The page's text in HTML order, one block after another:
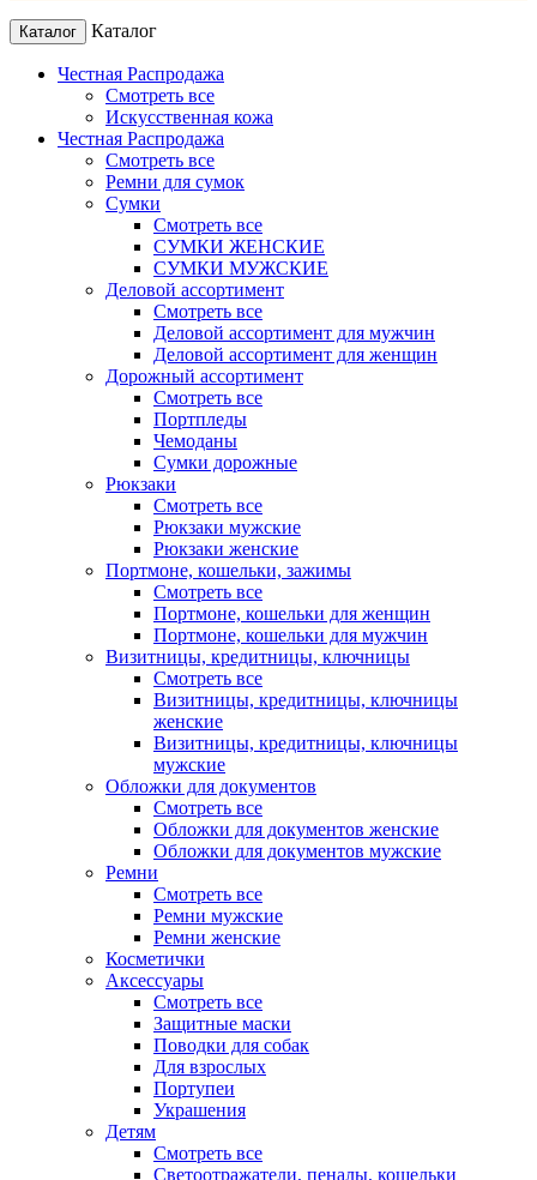
Каталог Каталог
Честная Распродажа
Смотреть все
Искусственная кожа
Честная Распродажа
Смотреть все
Ремни для сумок
Сумки
Смотреть все
СУМКИ ЖЕНСКИЕ
СУМКИ МУЖСКИЕ
Деловой ассортимент
Смотреть все
Деловой ассортимент для мужчин
Деловой ассортимент для женщин
Дорожный ассортимент
Смотреть все
Портпледы
Чемоданы
Сумки дорожные
Рюкзаки
Смотреть все
Рюкзаки мужские
Рюкзаки женские
Портмоне, кошельки, зажимы
Смотреть все
Портмоне, кошельки для женщин
Портмоне, кошельки для мужчин
Визитницы, кредитницы, ключницы
Смотреть все
Визитницы, кредитницы, ключницы
женские
Визитницы, кредитницы, ключницы
мужские
Обложки для документов
Смотреть все
Обложки для документов женские
Обложки для документов мужские
Ремни
Смотреть все
Ремни мужские
Ремни женские
Косметички
Аксессуары
Смотреть все
Защитные маски
Поводки для собак
Для взрослых
Портупеи
Украшения
Детям
Смотреть все
Светоотражатели, пеналы, кошельки